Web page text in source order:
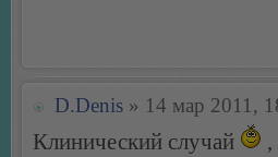
D.Denis » 14 мар 2011,
Клинический случай